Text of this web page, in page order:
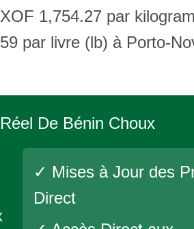
1,754.27 par
par livre (lb) à Porto-
De Bénin Choux
✓ Mises à Jour des
Direct